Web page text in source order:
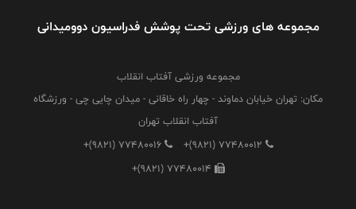
مجموعه های ورزشی تحت پوشش فدراسیون دوومیدانی
مجموعه ورزشی آفتاب انقلاب
مکان: تهران خیابان دماوند - چهار راه خاقانی - میدان چایی چی - ورزشگاه
آفتاب انقلاب تهران
+(9821) 77480012
+(9821) 77480016
+(9821) 77480014